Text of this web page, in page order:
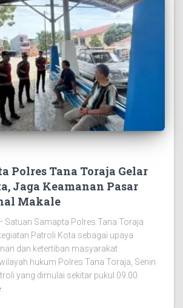
Polres Tana Toraja Gelar
Jaga Keamanan Pasar
Makale
Satuan Samapta Polres Tana Toraja
Patroli Kota sebagai upaya
dan ketertiban masyarakat
hukum Polres Tana Toraja, Senin
yang dimulai sekitar pukul 09.00